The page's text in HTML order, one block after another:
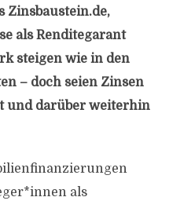
Zinsbaustein.de,
als Renditegarant
steigen wie in den
– doch seien Zinsen
und darüber weiterhin
als